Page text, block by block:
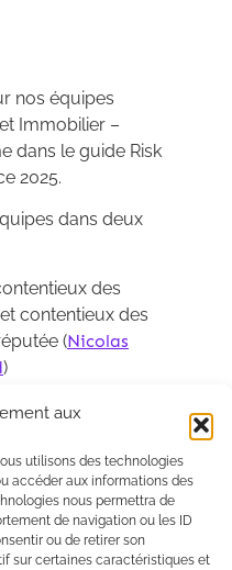
aux
utilisons des technologies
accéder aux informations des
nous permettra de
de navigation ou les ID
ou de retirer son
sur certaines caractéristiques et
nos équipes
Immobilier –
dans le guide Risk
2025.
dans deux
des
contentieux des
(Nicolas
)
(dont
(
)
solidité de nos
des risques
notamment